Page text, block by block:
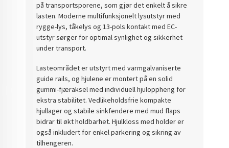
på transportsporene, som gjør det enkelt å sikre
lasten. Moderne multifunksjonelt lysutstyr med
rygge-lys, tåkelys og 13-pols kontakt med EC-
utstyr sørger for optimal synlighet og sikkerhet
under transport.
Lasteområdet er utstyrt med varmgalvaniserte
guide rails, og hjulene er montert på en solid
gummi-fjæraksel med individuell hjuloppheng for
ekstra stabilitet. Vedlikeholdsfrie kompakte
hjullager og stabile sinkfendere med mud flaps
bidrar til økt holdbarhet. Hjulkloss med holder er
også inkludert for enkel parkering og sikring av
tilhengeren.